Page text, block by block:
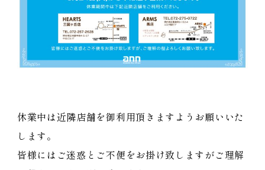
休業中は近隣店舗を御利用頂きますようお願いいた
します。
皆様にはご迷惑とご不便をお掛け致しますがご理解